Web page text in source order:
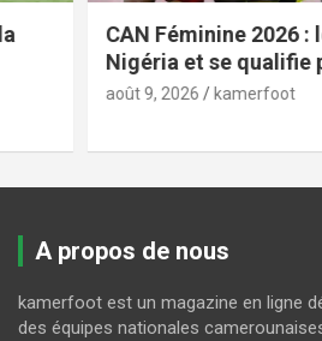
CAN Féminine 2026 : le
Nigéria et se qualifie pour
août 9, 2026 kamerfoot
A propos de nous
kamerfoot est un magazine en ligne
des équipes nationales